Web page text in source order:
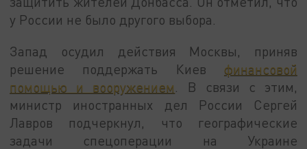
у России не было другого выбора.
Запад осудил действия Москвы, приняв
решение поддержать Киев финансовой
помощью и вооружением
. В связи с этим,
министр иностранных дел России Сергей
Лавров подчеркнул, что географические
задачи спецоперации на Украине